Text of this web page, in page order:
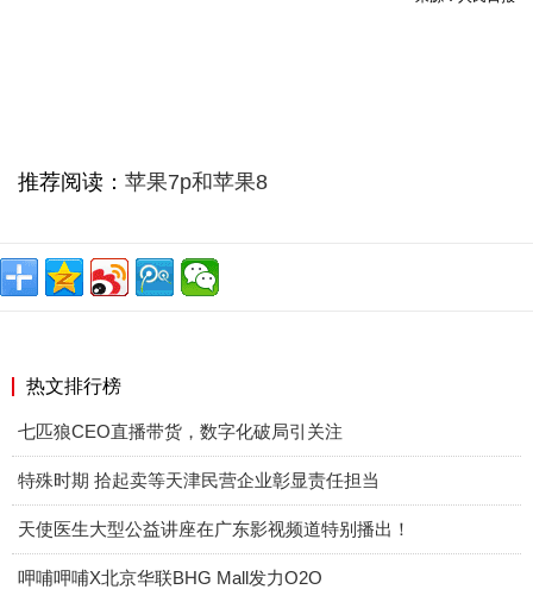
推荐阅读： 苹果7p和苹果8
热文排行榜
七匹狼CEO直播带货，数字化破局引关注
特殊时期 拾起卖等天津民营企业彰显责任担当
天使医生大型公益讲座在广东影视频道特别播出！
呷哺呷哺X北京华联BHG Mall发力O2O